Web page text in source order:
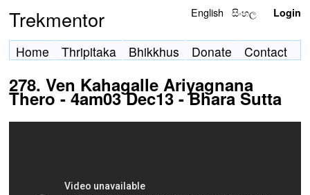
Trekmentor English සිංහල Login
Home Thripitaka Bhikkhus Donate Contact
278. Ven Kahagalle Ariyagnana
Thero - 4am03 Dec13 - Bhara Sutta